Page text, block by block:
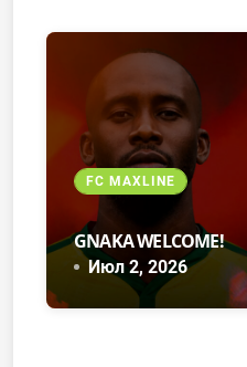
FC MAXLINE
GNAKA WELCOME!
Июл 2, 2026